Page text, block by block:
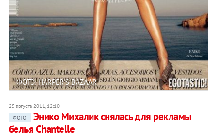
ФОТО: HARPER'S BAZAAR
25 августа 2011, 12:10
ФОТО
Энико Михалик снялась для рекламы
белья Chantelle